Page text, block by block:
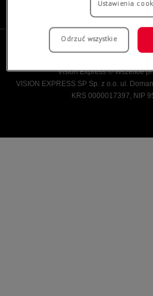
Vision Express © Wszelkie
VISION EXPRESS SP Sp. z o.o. ul.
KRS 0000017397, NIP
Ustawienia
Odrzuć wszystkie